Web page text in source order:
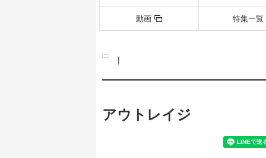
動画 特集一覧
|
アウトレイジ